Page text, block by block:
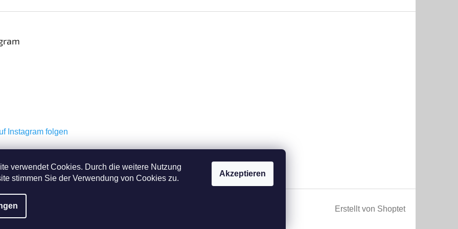
verwendet Cookies. Durch die weitere Nutzung
stimmen Sie der Verwendung von Cookies zu.
Akzeptieren
Instagram folgen
Shekel.cz Torah.cz Kosher-coffee.cz
Erstellt von Shoptet